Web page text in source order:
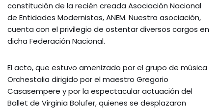
constitución de la recién creada Asociación Nacional
de Entidades Modernistas, ANEM. Nuestra asociación,
cuenta con el privilegio de ostentar diversos cargos en
dicha Federación Nacional.
El acto, que estuvo amenizado por el grupo de música
Orchestalia dirigido por el maestro Gregorio
Casasempere y por la espectacular actuación del
Ballet de Virginia Bolufer, quienes se desplazaron